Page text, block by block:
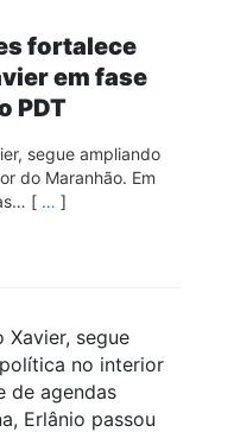
fortalece
em fase
PDT
segue ampliando
do Maranhão. Em
[ … ]
Xavier, segue
no interior
de agendas
Erlânio passou